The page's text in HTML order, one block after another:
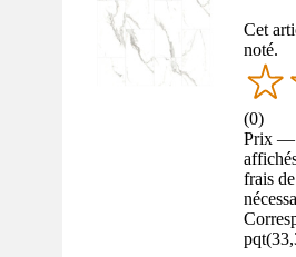
Cet
noté.
(0)
Prix —
frais
pqt(